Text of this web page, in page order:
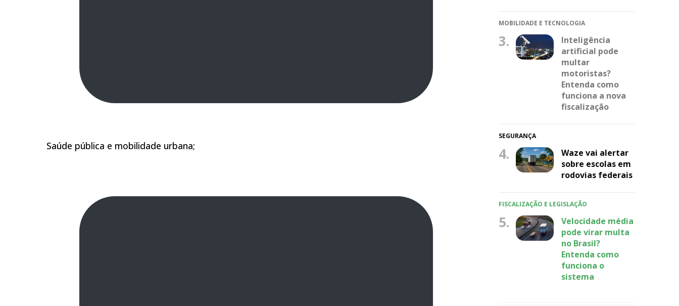
Saúde pública e mobilidade urbana;
MOBILIDADE E TECNOLOGIA
3.
Inteligência
artificial pode
multar
motoristas?
Entenda como
funciona a nova
fiscalização
SEGURANÇA
4.
Waze vai alertar
sobre escolas em
rodovias federais
FISCALIZAÇÃO E LEGISLAÇÃO
5.
Velocidade média
pode virar multa
no Brasil?
Entenda como
funciona o
sistema